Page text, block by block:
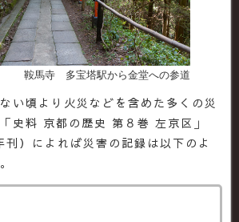
鞍馬寺 多宝塔駅から金堂への参道
い頃より火災などを含めた多くの災
史料 京都の歴史 第８巻 左京区」
）によれば災害の記録は以下のよ